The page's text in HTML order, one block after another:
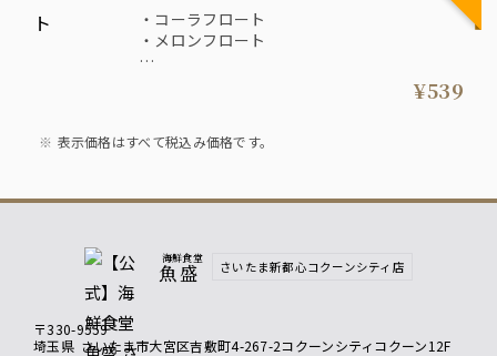
・コーラフロート
・メロンフロート
¥539
表示価格はすべて税込み価格です。
海鮮食堂
魚盛 さいたま新都心コクーンシティ店
〒330-9559
埼玉県 さいたま市大宮区吉敷町4-267-2コクーンシティコクーン12F